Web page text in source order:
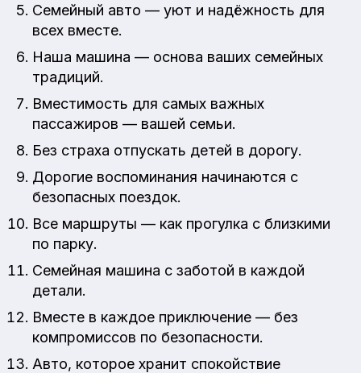
Семейный авто — уют и надёжность для
всех вместе.
Наша машина — основа ваших семейных
традиций.
Вместимость для самых важных
пассажиров — вашей семьи.
Без страха отпускать детей в дорогу.
Дорогие воспоминания начинаются с
безопасных поездок.
Все маршруты — как прогулка с близкими
по парку.
Семейная машина с заботой в каждой
детали.
Вместе в каждое приключение — без
компромиссов по безопасности.
Авто, которое хранит спокойствие